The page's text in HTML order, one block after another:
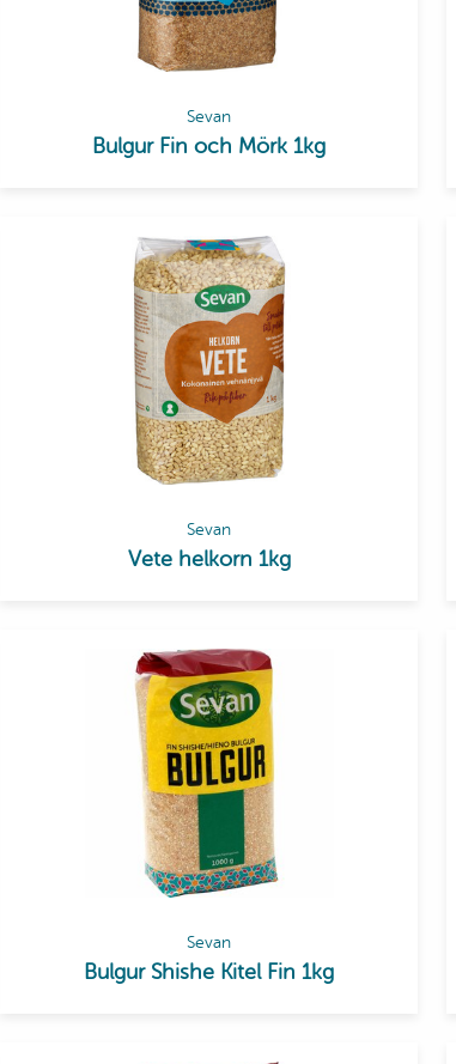
Sevan
Bulgur Fin och Mörk 1kg
Sevan
Vete helkorn 1kg
Sevan
Bulgur Shishe Kitel Fin 1kg